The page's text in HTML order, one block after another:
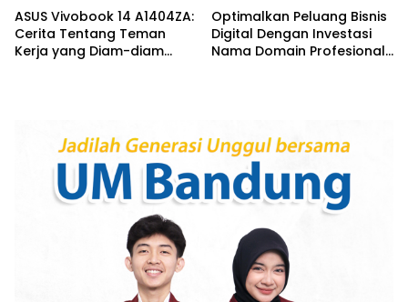
ASUS Vivobook 14 A1404ZA:
Cerita Tentang Teman
Kerja yang Diam-diam
Optimalkan Peluang Bisnis
Digital Dengan Investasi
Nama Domain Profesional